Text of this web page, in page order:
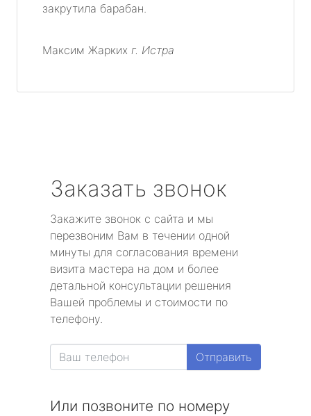
закрутила барабан.
Максим Жарких г. Истра
Заказать звонок
Закажите звонок с сайта и мы
перезвоним Вам в течении одной
минуты для согласования времени
визита мастера на дом и более
детальной консультации решения
Вашей проблемы и стоимости по
телефону.
Отправить
Или позвоните по номеру